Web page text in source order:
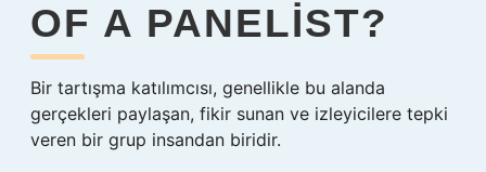
OF A PANELIST?
Bir tartışma katılımcısı, genellikle bu alanda
gerçekleri paylaşan, fikir sunan ve izleyicilere tepki
veren bir grup insandan biridir.